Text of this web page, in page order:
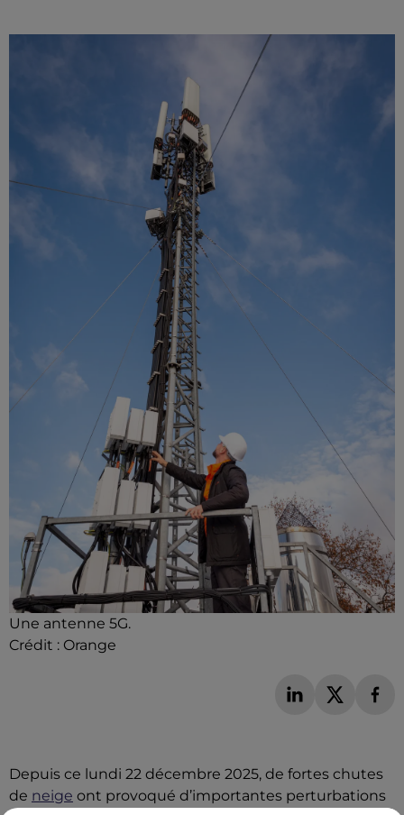
Une antenne 5G.
Crédit : Orange
Depuis ce lundi 22 décembre 2025, de fortes chutes
de neige ont provoqué d’importantes perturbations